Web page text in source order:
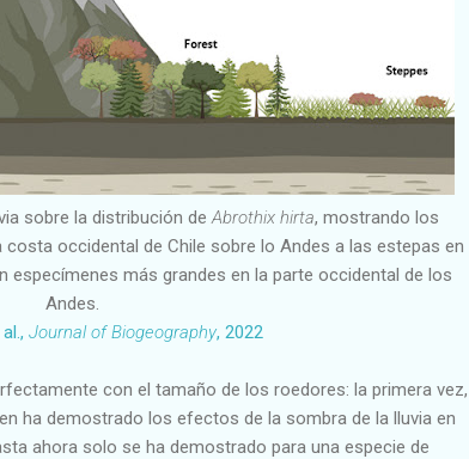
sobre la distribución de Abrothix hirta, mostrando los
occidental de Chile sobre lo Andes a las estepas en
especímenes más grandes en la parte occidental de los
Andes.
Journal of Biogeography, 2022
con el tamaño de los roedores: la primera vez,
ha demostrado los efectos de la sombra de la lluvia en
ahora solo se ha demostrado para una especie de